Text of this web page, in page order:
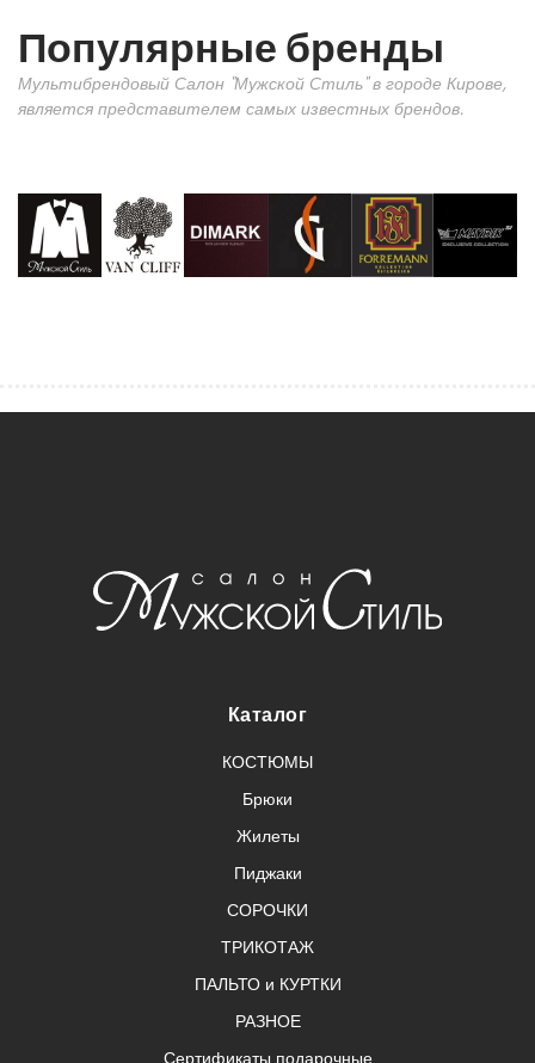
Популярные бренды
Мультибрендовый Салон "Мужской Стиль" в городе Кирове,
является представителем самых известных брендов.
Каталог
КОСТЮМЫ
Брюки
Жилеты
Пиджаки
СОРОЧКИ
ТРИКОТАЖ
ПАЛЬТО и КУРТКИ
РАЗНОЕ